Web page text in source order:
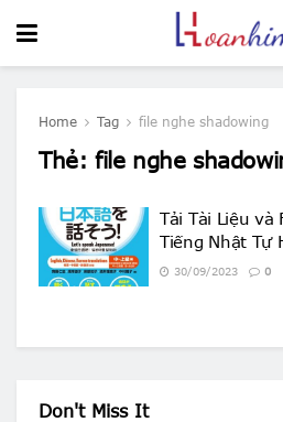
Home Tag file nghe shadowing
Thẻ: file nghe
Tải Tài Liệu và
Tiếng Nhật Tự
30/09/2023 0
Don't Miss It